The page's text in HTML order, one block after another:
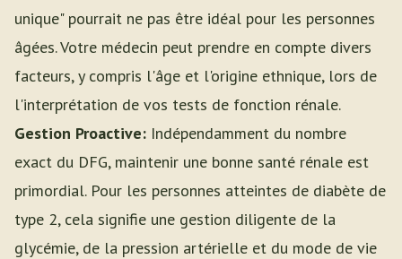
unique" pourrait ne pas être idéal pour les personnes
âgées. Votre médecin peut prendre en compte divers
facteurs, y compris l'âge et l'origine ethnique, lors de
l'interprétation de vos tests de fonction rénale.
Gestion Proactive: Indépendamment du nombre
exact du DFG, maintenir une bonne santé rénale est
primordial. Pour les personnes atteintes de diabète de
type 2, cela signifie une gestion diligente de la
glycémie, de la pression artérielle et du mode de vie